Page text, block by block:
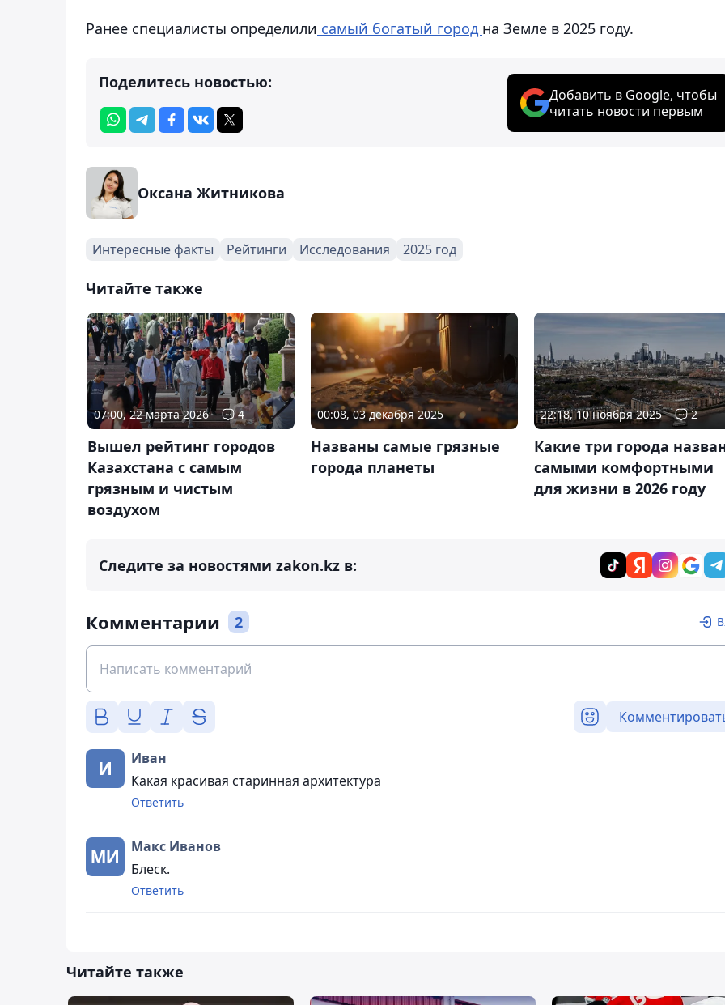
Ранее специалисты определили самый богатый город на Земле в 2025 году.
Поделитесь новостью:
Добавить в Google, чтобы
читать новости первым
Оксана Житникова
Интересные факты Рейтинги Исследования 2025 год
Читайте также
07:00, 22 марта 2026 4
Вышел рейтинг городов
Казахстана с самым
грязным и чистым
воздухом
00:08, 03 декабря 2025
Названы самые грязные
города планеты
22:18, 10 ноября 2025 2
Какие три города
самыми комфортными
для жизни в 2026 году
Следите за новостями zakon.kz в:
Комментарии 2
Иван
Какая красивая старинная архитектура
Ответить
Макс Иванов
Блеск.
Ответить
Читайте также